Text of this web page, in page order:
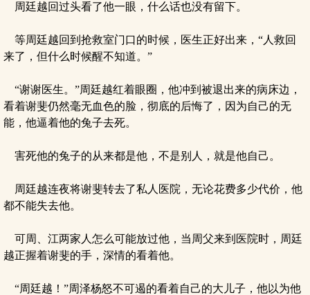
周廷越回过头看了他一眼，什么话也没有留下。
等周廷越回到抢救室门口的时候，医生正好出来，“人救回
来了，但什么时候醒不知道。”
“谢谢医生。”周廷越红着眼圈，他冲到被退出来的病床边，
看着谢斐仍然毫无血色的脸，彻底的后悔了，因为自己的无
能，他逼着他的兔子去死。
害死他的兔子的从来都是他，不是别人，就是他自己。
周廷越连夜将谢斐转去了私人医院，无论花费多少代价，他
都不能失去他。
可周、江两家人怎么可能放过他，当周父来到医院时，周廷
越正握着谢斐的手，深情的看着他。
“周廷越！”周泽杨怒不可遏的看着自己的大儿子，他以为他